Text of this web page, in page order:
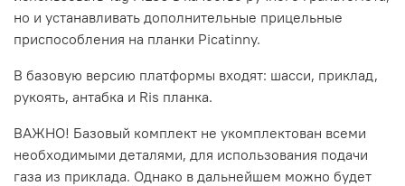
но и устанавливать дополнительные прицельные
приспособления на планки Picatinny.
В базовую версию платформы входят: шасси, приклад,
рукоять, антабка и Ris планка.
ВАЖНО! Базовый комплект не укомплектован всеми
необходимыми деталями, для использования подачи
газа из приклада. Однако в дальнейшем можно будет